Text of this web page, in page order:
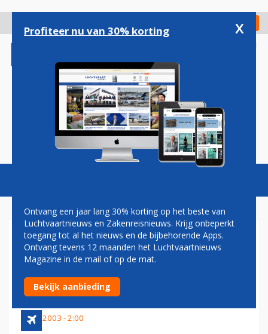
gaan
Check in
Magazine Podcasts Vacatures
VAKBOND CNV OVER KLM:
GOEDE BAZEN HERKEN JE IN
SLECHTE TIJDEN
8 mei 2003 - 2:00
Profiteer nu van 30% korting x
Ontvang een jaar lang 30% korting op het beste van
Luchtvaartnieuws en Zakenreisnieuws. Krijg onbeperkt
toegang tot al het nieuws en de bijbehorende Apps.
Ontvang tevens 12 maanden het Luchtvaartnieuws
Magazine in de mail of op de mat.
Bekijk aanbieding